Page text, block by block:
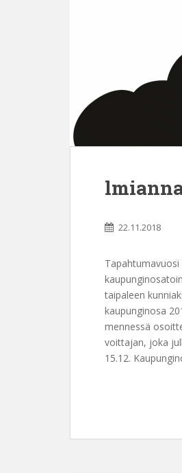
22.11.2018
taipaleen
kaupunginosa
mennessä
voittajan, joka
15.12.